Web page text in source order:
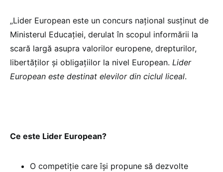
„Lider European este un concurs național susținut de
Ministerul Educației, derulat în scopul informării la
scară largă asupra valorilor europene, drepturilor,
libertăților și obligațiilor la nivel European. Lider
European este destinat elevilor din ciclul liceal.
Ce este Lider European?
O competiție care își propune să dezvolte